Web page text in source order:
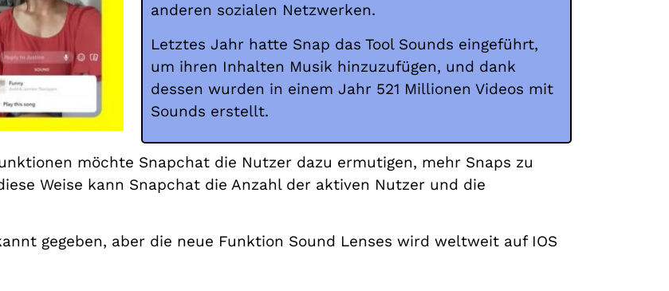
anderen sozialen Netzwerken.
Letztes Jahr hatte Snap das Tool Sounds eingeführt,
um ihren Inhalten Musik hinzuzufügen, und dank
dessen wurden in einem Jahr 521 Millionen Videos mit
Sounds erstellt.
möchte Snapchat die Nutzer dazu ermutigen, mehr Snaps zu
Weise kann Snapchat die Anzahl der aktiven Nutzer und die
gegeben, aber die neue Funktion Sound Lenses wird weltweit auf IOS